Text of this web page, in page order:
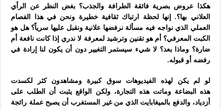
هكذا عروض بصرية فائقة الطرافة والجذب؟ بغض النظر عن الرأي
العلاني بها؟. إنها لحظة ارتباك ثقافية خطيرة ونحن في هذا الفصام
العملي الذي نواجه فيه مسألة نرفضها علانية ونقبل عليها سرياً؟ هل هو
الكبت المعرفي؟ أم هو تقنين وترشيد لمعرفة لا ندري إذا كانت نافعة أم
ضارة؟ وماذا بعد؟ لا شيء سيستمر التغيير دون أن يكون لنا إرادة في
رفضه أو قبوله.
لو لم يكن لهذه الفيديوهات سوق كبيرة ومشاهدون كثر لكسدت
هذه البضاعة وماتت هذه التجارة، ولكن الواقع يثبت أن الطلب على
أزدياد، والدفع بالميغابايت الذي من غير المستغرب أن يصبح عملة رائجة